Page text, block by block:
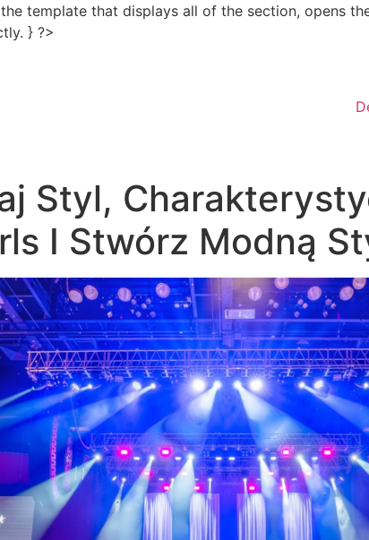
template that displays all of the section, opens
} ?>
Styl,
I Stwórz Modną